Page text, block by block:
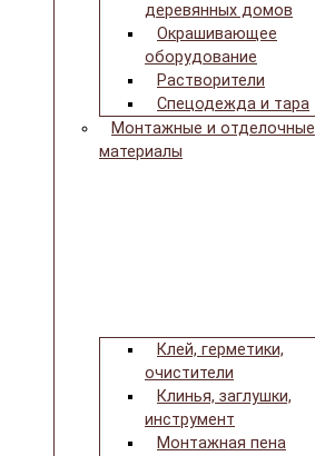
деревянных домов
Окрашивающее
оборудование
Растворители
Спецодежда и тара
Монтажные и отделочные
материалы
Клей, герметики,
очистители
Клинья, заглушки,
инструмент
Монтажная пена